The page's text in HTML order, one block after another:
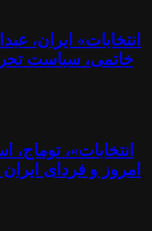
خاتمی، سیاست
امروز و فردای